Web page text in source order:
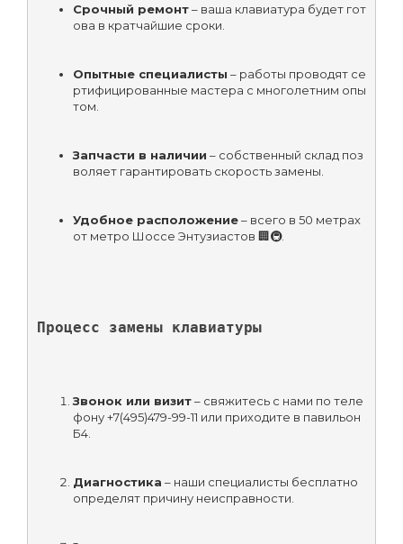
Срочный ремонт – ваша клавиатура будет гот
ова в кратчайшие сроки.
Опытные специалисты – работы проводят се
ртифицированные мастера с многолетним опы
том.
Запчасти в наличии – собственный склад поз
воляет гарантировать скорость замены.
Удобное расположение – всего в 50 метрах
от метро Шоссе Энтузиастов 🏢🚇.
Процесс замены клавиатуры
Звонок или визит – свяжитесь с нами по теле
фону +7(495)479-99-11 или приходите в павильон
Б4.
Диагностика – наши специалисты бесплатно
определят причину неисправности.